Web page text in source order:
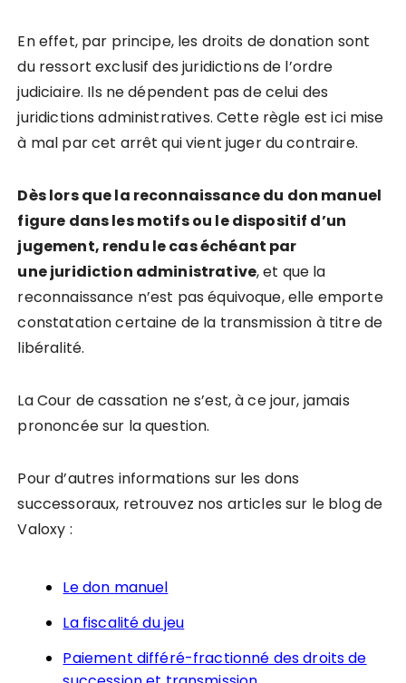
En effet, par principe, les droits de donation sont
du ressort exclusif des juridictions de l’ordre
judiciaire. Ils ne dépendent pas de celui des
juridictions administratives. Cette règle est ici mise
à mal par cet arrêt qui vient juger du contraire.
Dès lors que la reconnaissance du don manuel
figure dans les motifs ou le dispositif d’un
jugement, rendu le cas échéant par
une juridiction administrative, et que la
reconnaissance n’est pas équivoque, elle emporte
constatation certaine de la transmission à titre de
libéralité.
La Cour de cassation ne s’est, à ce jour, jamais
prononcée sur la question.
Pour d’autres informations sur les dons
successoraux, retrouvez nos articles sur le blog de
Valoxy :
Le don manuel
La fiscalité du jeu
Paiement différé-fractionné des droits de